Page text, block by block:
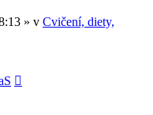
» v Cvičení, diety,